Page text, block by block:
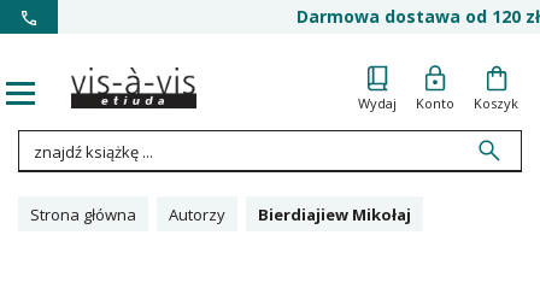
Darmowa dostawa od 120 zł
Wydaj Konto Koszyk
Strona główna Autorzy Bierdiajiew Mikołaj